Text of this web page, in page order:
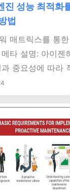
인 혁신과 역할
가이드는 생태
애호가 모두에
의 이점과 도전
진 성능 최적화
법
매트릭스를 통
타 설명: 아이젠
중요성에 따라
록 도와줌으로써
킬 수 있는지 알
한 효과적인 전략,
생활에서 이를 구
고 효율성을 높이
. 키워드: 아이젠
, 생산성, 작업 우
정, 스트레스 감